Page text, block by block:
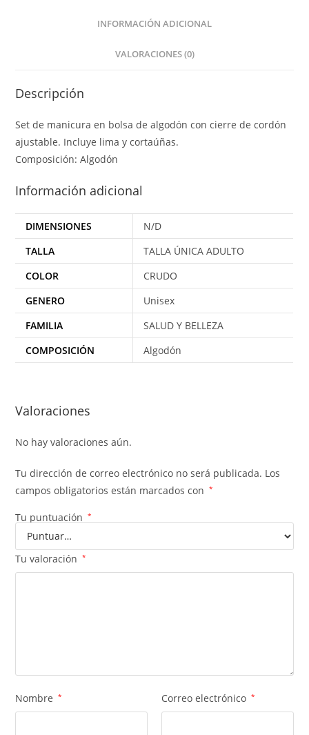
INFORMACIÓN ADICIONAL
VALORACIONES (0)
Descripción
Set de manicura en bolsa de algodón con cierre de cordón
ajustable. Incluye lima y cortaúñas.
Composición: Algodón
Información adicional
DIMENSIONES
N/D
TALLA
TALLA ÚNICA ADULTO
COLOR
CRUDO
GENERO
Unisex
FAMILIA
SALUD Y BELLEZA
COMPOSICIÓN
Algodón
Valoraciones
No hay valoraciones aún.
Tu dirección de correo electrónico no será publicada. Los
campos obligatorios están marcados con
*
Tu puntuación *
Tu valoración *
Nombre * Correo electrónico *